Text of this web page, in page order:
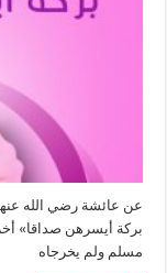
عن عائشة رضي الله
بركة أيسرهن صداقا»
مسلم ولم يخرجاه